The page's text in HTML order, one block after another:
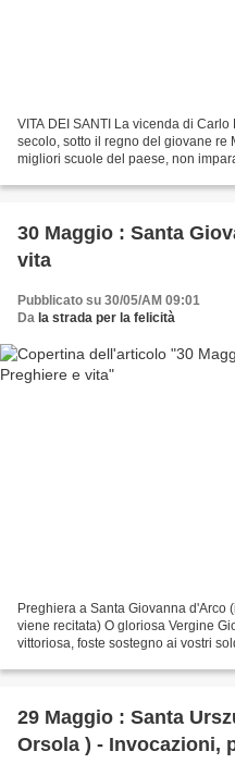
VITA DEI SANTI La vicenda di
secolo, sotto il regno del giovane re
migliori scuole del paese, non
30 Maggio : Santa
vita
Pubblicato su 30/05/AM 09:01
Da la strada per la felicità
Preghiera a Santa Giovanna
viene recitata) O gloriosa Vergine
vittoriosa, foste sostegno ai vostri
29 Maggio : Santa
Orsola ) - Invocazioni,